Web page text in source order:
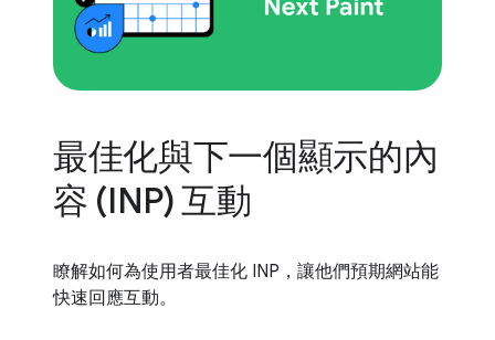
最佳化與下一個顯示的內
容 (INP) 互動
瞭解如何為使用者最佳化 INP，讓他們預期網站能
快速回應互動。